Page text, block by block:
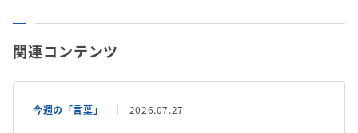
関連コンテンツ
今週の「言葉」 2026.07.27